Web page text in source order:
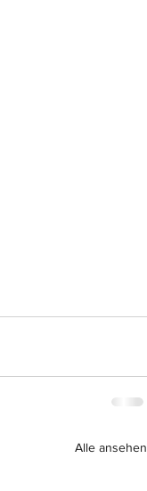
Alle ansehen